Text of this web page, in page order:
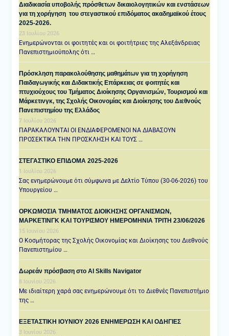
Διαδικασία υποβολής πρόσθετων δικαιολογητικών και ενστάσεων
για τη χορήγηση του στεγαστικού επιδόματος ακαδημαϊκού έτους
2025-2026.
23 Ιουλίου 2026
Ενημερώνονται οι φοιτητές και οι φοιτήτριες της Αλεξάνδρειας
Πανεπιστημιούπολης ότι …
Πρόσκληση παρακολούθησης μαθημάτων για τη χορήγηση
Παιδαγωγικής και Διδακτικής Επάρκειας σε φοιτητές και
πτυχιούχους του Τμήματος Διοίκησης Οργανισμών, Τουρισμού και
Μάρκετινγκ, της Σχολής Οικονομίας και Διοίκησης του Διεθνούς
Πανεπιστημίου της Ελλάδος
7 Ιουλίου 2026
ΠΑΡΑΚΑΛΟΥΝΤΑΙ ΟΙ ΕΝΔΙΑΦΕΡΟΜΕΝΟΙ ΝΑ ΔΙΑΒΑΣΟΥΝ
ΠΡΟΣΕΚΤΙΚΑ ΤΗΝ ΠΡΟΣΚΛΗΣΗ ΚΑΙ ΤΟΥΣ …
ΣΤΕΓΑΣΤΙΚΟ ΕΠΙΔΟΜΑ 2025-2026
1 Ιουλίου 2026
Σας ενημερώνουμε ότι σύμφωνα με Δελτίο Τύπου (30-06-2026) του
Υπουργείου …
ΟΡΚΩΜΟΣΙΑ ΤΜΗΜΑΤΟΣ ΔΙΟΙΚΗΣΗΣ ΟΡΓΑΝΙΣΜΩΝ,
ΜΑΡΚΕΤΙΝΓΚ ΚΑΙ ΤΟΥΡΙΣΜΟΥ ΗΜΕΡΟΜΗΝΙΑ TΡΙΤΗ 23/06/2026
15 Ιουνίου 2026
Ο Κοσμήτορας της Σχολής Οικονομίας και Διοίκησης του Διεθνούς
Πανεπιστημίου …
Δωρεάν πρόσβαση στο AI Skills Navigator
8 Ιουνίου 2026
Με ιδιαίτερη χαρά σας ενημερώνουμε ότι το Διεθνές Πανεπιστήμιο
της …
ΕΞΕΤΑΣΤΙΚΗ IOYNIOY 2026 ΕΝΗΜΕΡΩΣΗ ΚΑΙ ΟΔΗΓΙΕΣ
3 Ιουνίου 2026